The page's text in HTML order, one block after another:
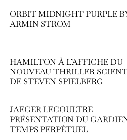
ORBIT MIDNIGHT PURPLE
ARMIN STROM
HAMILTON À L’AFFICHE DU
NOUVEAU THRILLER
DE STEVEN SPIELBERG
JAEGER LECOULTRE –
PRÉSENTATION DU
TEMPS PERPÉTUEL